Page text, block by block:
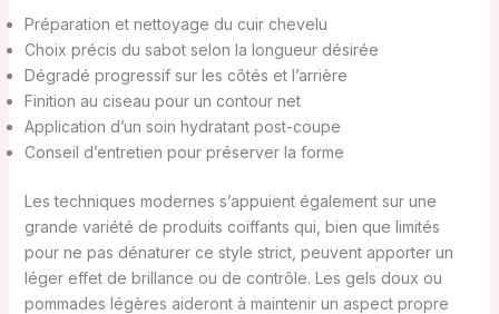
Préparation et nettoyage du cuir chevelu
Choix précis du sabot selon la longueur désirée
Dégradé progressif sur les côtés et l’arrière
Finition au ciseau pour un contour net
Application d’un soin hydratant post-coupe
Conseil d’entretien pour préserver la forme
Les techniques modernes s’appuient également sur une
grande variété de produits coiffants qui, bien que limités
pour ne pas dénaturer ce style strict, peuvent apporter un
léger effet de brillance ou de contrôle. Les gels doux ou
pommades légères aideront à maintenir un aspect propre